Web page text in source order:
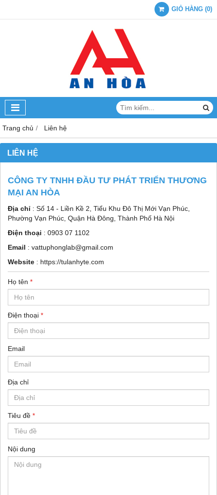
GIỎ HÀNG (0)
Trang chủ Liên hệ
LIÊN HỆ
CÔNG TY TNHH ĐẦU TƯ PHÁT TRIỂN THƯƠNG
MẠI AN HÒA
Địa chỉ : Số 14 - Liền Kề 2, Tiểu Khu Đô Thị Mới Vạn Phúc,
Phường Vạn Phúc, Quận Hà Đông, Thành Phố Hà Nội
Điện thoại : 0903 07 1102
Email : vattuphonglab@gmail.com
Website : https://tulanhyte.com
Họ tên *
Điện thoại *
Email
Địa chỉ
Tiêu đề *
Nội dung